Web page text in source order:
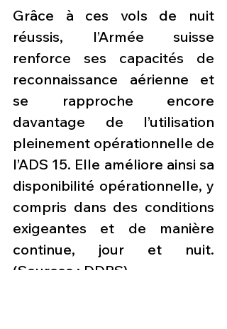
Grâce à ces vols de nuit
réussis, l’Armée suisse
renforce ses capacités de
reconnaissance aérienne et
se rapproche encore
davantage de l’utilisation
pleinement opérationnelle de
l’ADS 15. Elle améliore ainsi sa
disponibilité opérationnelle, y
compris dans des conditions
exigeantes et de manière
continue, jour et nuit.
(Sources : DDPS)